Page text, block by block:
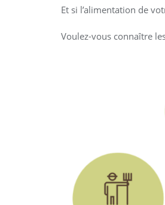
Et si l’alimentation de
Voulez-vous connaître